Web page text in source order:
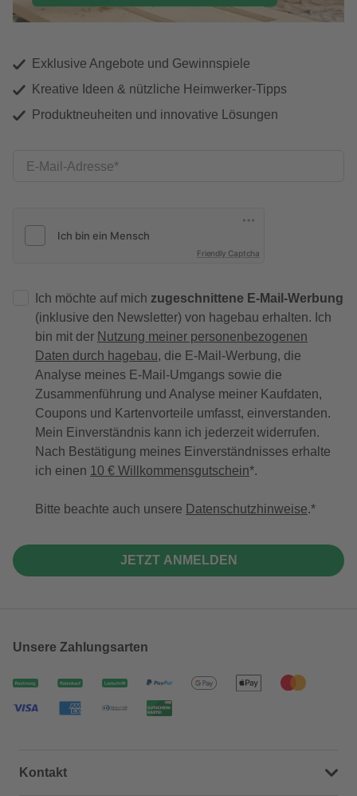
Exklusive Angebote und Gewinnspiele
Kreative Ideen & nützliche Heimwerker-Tipps
Produktneuheiten und innovative Lösungen
E-Mail-Adresse
Friendly Captcha
Ich möchte auf mich zugeschnittene E-Mail-Werbung
(inklusive den Newsletter) von hagebau erhalten. Ich
bin mit der Nutzung meiner personenbezogenen
Daten durch hagebau, die E-Mail-Werbung, die
Analyse meines E-Mail-Umgangs sowie die
Zusammenführung und Analyse meiner Kaufdaten,
Coupons und Kartenvorteile umfasst, einverstanden.
Mein Einverständnis kann ich jederzeit widerrufen.
Nach Bestätigung meines Einverständnisses erhalte
ich einen 10 € Willkommensgutschein*.
Bitte beachte auch unsere Datenschutzhinweise.
JETZT ANMELDEN
Unsere Zahlungsarten
Kontakt